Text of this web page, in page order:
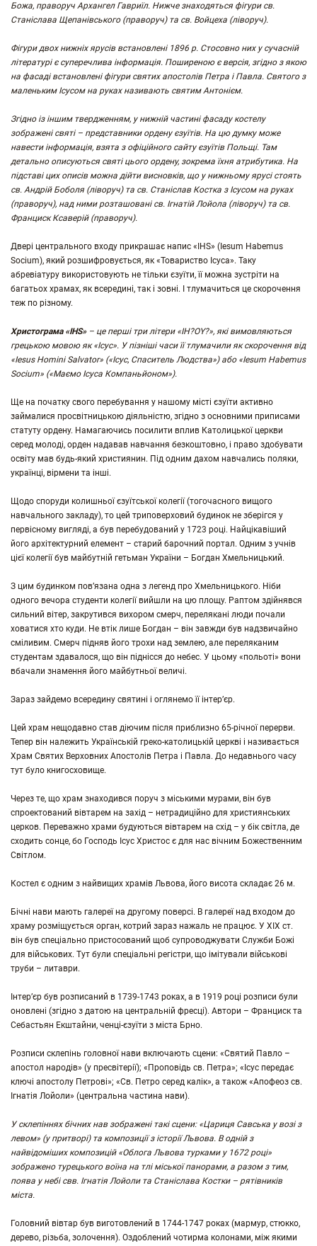
Божа, праворуч Архангел Гавриїл. Нижче знаходяться фігури св.
Станіслава Щепанівського (праворуч) та св. Войцеха (ліворуч).
Фігури двох нижніх ярусів встановлені 1896 р. Стосовно них у сучасній
літературі є суперечлива інформація. Поширеною є версія, згідно з якою
на фасаді встановлені фігури святих апостолів Петра і Павла. Святого з
маленьким Ісусом на руках називають святим Антонієм.
Згідно із іншим твердженням, у нижній частині фасаду костелу
зображені святі – представники ордену єзуїтів. На цю думку може
навести інформація, взята з офіційного сайту єзуїтів Польщі. Там
детально описуються святі цього ордену, зокрема їхня атрибутика. На
підставі цих описів можна дійти висновків, що у нижньому ярусі стоять
св. Андрій Боболя (ліворуч) та св. Станіслав Костка з Ісусом на руках
(праворуч), над ними розташовані св. Ігнатій Лойола (ліворуч) та св.
Франциск Ксаверій (праворуч).
Двері центрального входу прикрашає напис «IHS» (Iesum Habemus
Socium), який розшифровується, як «Товариство Ісуса». Таку
абревіатуру використовують не тільки єзуїти, її можна зустріти на
багатьох храмах, як всередині, так і зовні. І тлумачиться це скорочення
теж по різному.
Христограма «IHS»– це перші три літери «IH?OY?», які вимовляються
грецькою мовою як «Ісус». У пізніші часи її тлумачили як скорочення від
«Iesus Homini Salvator» («Ісус, Спаситель Людства») або «Iesum Habemus
Socium» («Маємо Ісуса Компаньйоном»).
Ще на початку свого перебування у нашому місті єзуїти активно
займалися просвітницькою діяльністю, згідно з основними приписами
статуту ордену. Намагаючись посилити вплив Католицької церкви
серед молоді, орден надавав навчання безкоштовно, і право здобувати
освіту мав будь-який християнин. Під одним дахом навчались поляки,
українці, вірмени та інші.
Щодо споруди колишньої єзуїтської колегії (тогочасного вищого
навчального закладу), то цей триповерховий будинок не зберігся у
первісному вигляді, а був перебудований у 1723 році. Найцікавіший
його архітектурний елемент – старий барочний портал. Одним з учнів
цієї колегії був майбутній гетьман України – Богдан Хмельницький.
З цим будинком пов’язана одна з легенд про Хмельницького. Ніби
одного вечора студенти колегії вийшли на цю площу. Раптом здійнявся
сильний вітер, закрутився вихором смерч, перелякані люди почали
ховатися хто куди. Не втік лише Богдан – він завжди був надзвичайно
сміливим. Смерч підняв його трохи над землею, але переляканим
студентам здавалося, що він піднісся до небес. У цьому «польоті» вони
вбачали знамення його майбутньої величі.
Зараз зайдемо всередину святині і оглянемо її інтер’єр.
Цей храм нещодавно став діючим після приблизно 65-річної перерви.
Тепер він належить Українській греко-католицькій церкві і називається
Храм Святих Верховних Апостолів Петра і Павла. До недавнього часу
тут було книгосховище.
Через те, що храм знаходився поруч з міськими мурами, він був
спроектований вівтарем на захід – нетрадиційно для християнських
церков. Переважно храми будуються вівтарем на схід – у бік світла, де
сходить сонце, бо Господь Ісус Христос є для нас вічним Божественним
Світлом.
Костел є одним з найвищих храмів Львова, його висота складає 26 м.
Бічні нави мають галереї на другому поверсі. В галереї над входом до
храму розміщується орган, котрий зараз нажаль не працює. У ХІХ ст.
він був спеціально пристосований щоб супроводжувати Служби Божі
для військових. Тут були спеціальні регістри, що імітували військові
труби – литаври.
Інтер’єр був розписаний в 1739-1743 роках, а в 1919 році розписи були
оновлені (згідно з датою на центральній фресці). Автори – Франциск та
Себастьян Екштайни, ченці-єзуїти з міста Брно.
Розписи склепінь головної нави включають сцени: «Святий Павло –
апостол народів» (у пресвітерії); «Проповідь св. Петра»; «Ісус передає
ключі апостолу Петрові»; «Св. Петро серед калік», а також «Апофеоз св.
Ігнатія Лойоли» (центральна частина нави).
У склепіннях бічних нав зображені такі сцени: «Цариця Савська у возі з
левом» (у притворі) та композиції з історії Львова. В одній з
найвідоміших композицій «Облога Львова турками у 1672 році»
зображено турецького воїна на тлі міської панорами, а разом з тим,
поява у небі свв. Ігнатія Лойоли та Станіслава Костки – рятівників
міста.
Головний вівтар був виготовлений в 1744-1747 роках (мармур, стюкко,
дерево, різьба, золочення). Оздоблений чотирма колонами, між якими